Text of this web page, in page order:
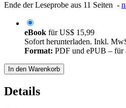
Ende der Leseprobe aus 11 Seiten -
eBook fürUS$ 15,99
Sofort herunterladen. Inkl.
Format: PDF und ePUB – für
In den Warenkorb
Details